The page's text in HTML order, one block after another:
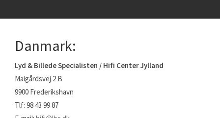
Danmark:
Lyd & Billede Specialisten / Hifi Center Jylland
Maigårdsvej 2 B
9900 Frederikshavn
Tlf: 98 43 99 87